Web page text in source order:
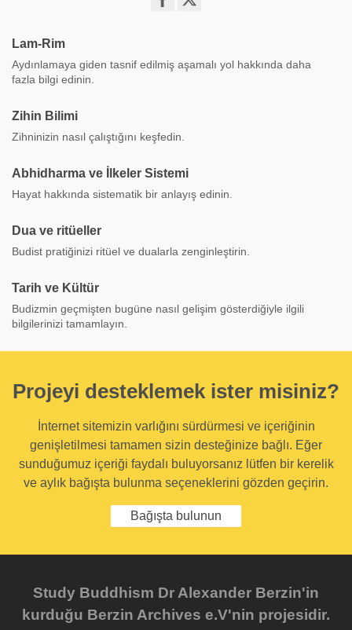
Lam-Rim
Aydınlamaya giden tasnif edilmiş aşamalı yol hakkında daha
fazla bilgi edinin.
Zihin Bilimi
Zihninizin nasıl çalıştığını keşfedin.
Abhidharma ve İlkeler Sistemi
Hayat hakkında sistematik bir anlayış edinin.
Dua ve ritüeller
Budist pratiğinizi ritüel ve dualarla zenginleştirin.
Tarih ve Kültür
Budizmin geçmişten bugüne nasıl gelişim gösterdiğiyle ilgili
bilgilerinizi tamamlayın.
Projeyi desteklemek ister misiniz?
İnternet sitemizin varlığını sürdürmesi ve içeriğinin
genişletilmesi tamamen sizin desteğinize bağlı. Eğer
sunduğumuz içeriği faydalı buluyorsanız lütfen bir kerelik
ve aylık bağışta bulunma seçeneklerini gözden geçirin.
Bağışta bulunun
Study Buddhism Dr Alexander Berzin'in
kurduğu Berzin Archives e.V'nin projesidir.